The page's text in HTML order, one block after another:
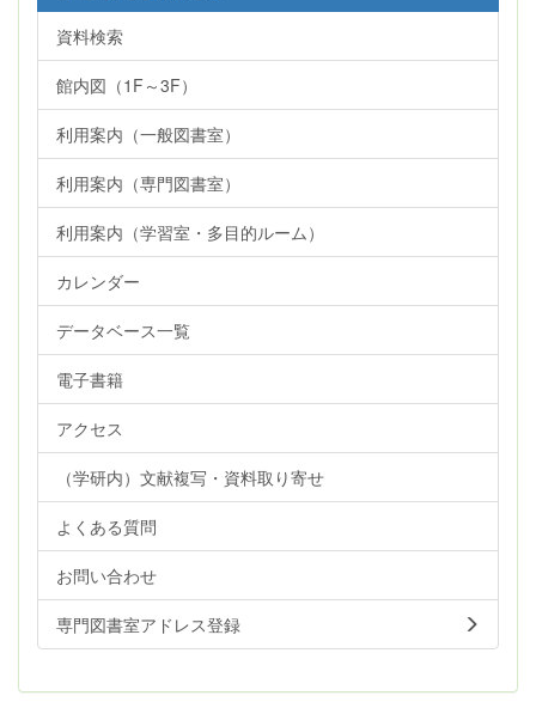
資料検索
館内図（1F～3F）
利用案内（一般図書室）
利用案内（専門図書室）
利用案内（学習室・多目的ルーム）
カレンダー
データベース一覧
電子書籍
アクセス
（学研内）文献複写・資料取り寄せ
よくある質問
お問い合わせ
専門図書室アドレス登録